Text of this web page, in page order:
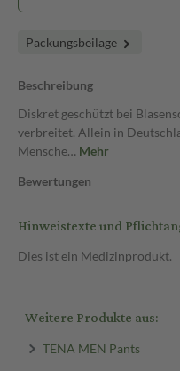
Packungsbeilage
Beschreibung
Diskret geschützt bei
verbreitet. Allein in
Mensche… Mehr
Bewertungen
Hinweistexte und
Dies ist ein Medizinprodukt.
Weitere Produkte aus:
TENA MEN Pants